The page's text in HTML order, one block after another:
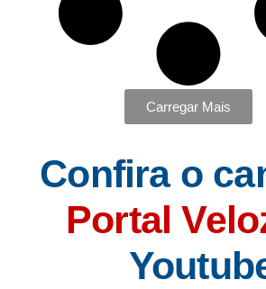
Carregar Mais
Confira o
Portal